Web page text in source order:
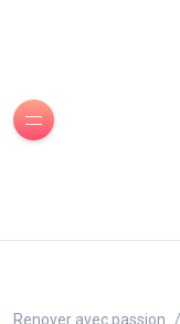
Renover avec passion